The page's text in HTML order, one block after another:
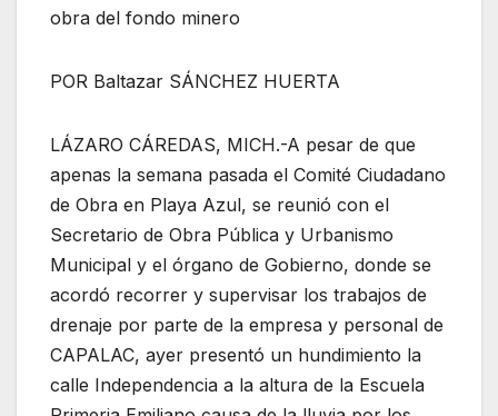
obra del fondo minero
POR Baltazar SÁNCHEZ HUERTA
LÁZARO CÁREDAS, MICH.-A pesar de que
apenas la semana pasada el Comité Ciudadano
de Obra en Playa Azul, se reunió con el
Secretario de Obra Pública y Urbanismo
Municipal y el órgano de Gobierno, donde se
acordó recorrer y supervisar los trabajos de
drenaje por parte de la empresa y personal de
CAPALAC, ayer presentó un hundimiento la
calle Independencia a la altura de la Escuela